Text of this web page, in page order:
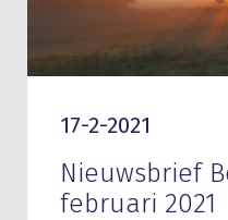
17-2-2021
Nieuwsbrief
februari 2021